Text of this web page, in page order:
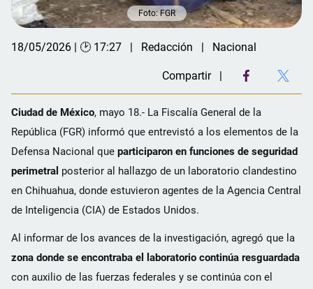
Foto: FGR
18/05/2026 | 🕑 17:27 Redacción Nacional
Compartir
Ciudad de México, mayo 18.- La Fiscalía General de la
República (FGR) informó que entrevistó a los elementos de la
Defensa Nacional que participaron en funciones de seguridad
perimetral posterior al hallazgo de un laboratorio clandestino
en Chihuahua, donde estuvieron agentes de la Agencia Central
de Inteligencia (CIA) de Estados Unidos.
Al informar de los avances de la investigación, agregó que la
zona donde se encontraba el laboratorio continúa resguardada
con auxilio de las fuerzas federales y se continúa con el